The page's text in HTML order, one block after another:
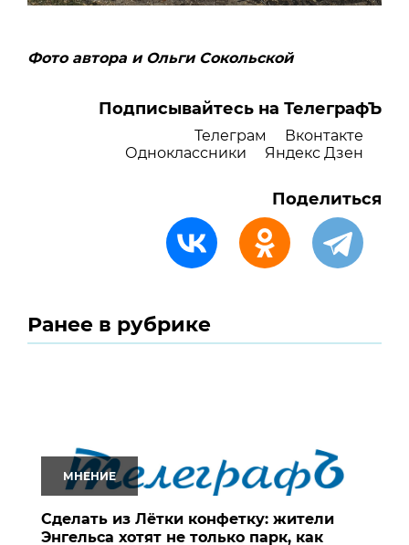
Фото автора и Ольги Сокольской
Подписывайтесь на ТелеграфЪ
Телеграм
Вконтакте
Одноклассники
Яндекс Дзен
Поделиться
Ранее в рубрике
МНЕНИЕ
Сделать из Лётки конфетку: жители
Энгельса хотят не только парк, как